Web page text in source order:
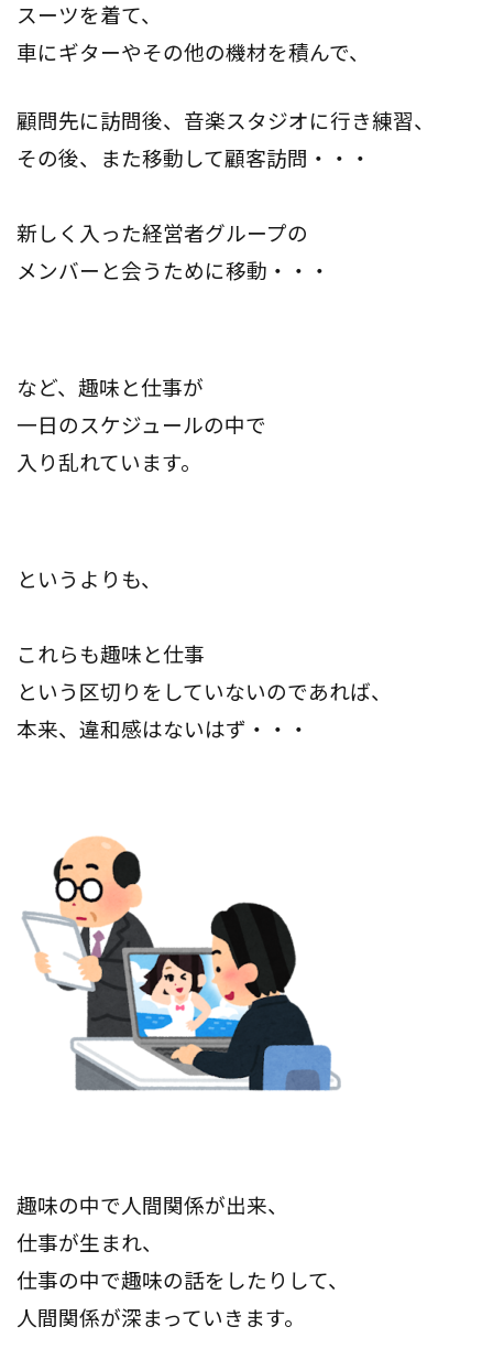
スーツを着て、
車にギターやその他の機材を積んで、
顧問先に訪問後、音楽スタジオに行き練習、
その後、また移動して顧客訪問・・・
新しく入った経営者グループの
メンバーと会うために移動・・・
など、趣味と仕事が
一日のスケジュールの中で
入り乱れています。
というよりも、
これらも趣味と仕事
という区切りをしていないのであれば、
本来、違和感はないはず・・・
趣味の中で人間関係が出来、
仕事が生まれ、
仕事の中で趣味の話をしたりして、
人間関係が深まっていきます。